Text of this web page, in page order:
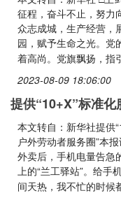
征程，奋斗不止，努力
众志成城，生产经营，
园，赋予生命之光。党
着高尚。党旗飘扬，指
2023-08-09 18:06:00
提供“10+X”标准化
本文转自：新华社提供
户外劳动者服务圈”本
外卖后，手机电量告急
上的“兰工驿站”。给手
间天热，我不忙的时候